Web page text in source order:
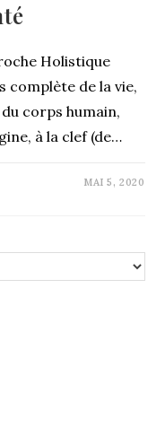
Holistique
complète de la vie,
corps humain,
à la clef (de…
MAI 5, 2020